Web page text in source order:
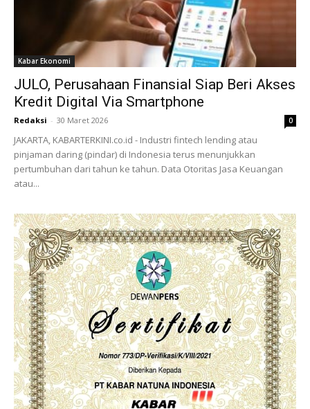
Kabar Ekonomi
JULO, Perusahaan Finansial Siap Beri Akses
Kredit Digital Via Smartphone
Redaksi - 30 Maret 2026 0
JAKARTA, KABARTERKINI.co.id - Industri fintech lending atau
pinjaman daring (pindar) di Indonesia terus menunjukkan
pertumbuhan dari tahun ke tahun. Data Otoritas Jasa Keuangan
atau...